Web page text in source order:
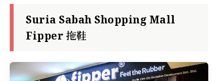
Suria Sabah Shopping Mall
Fipper 拖鞋